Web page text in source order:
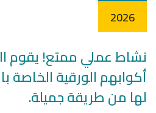
2026
نشاط عملي ممتع! يقوم
أكوابهم الورقية الخاصة
لها من طريقة جميلة.